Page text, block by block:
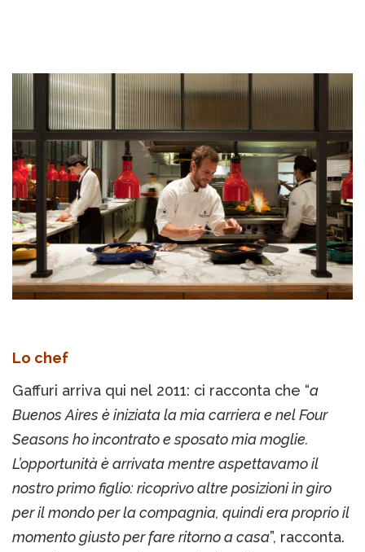
Lo chef
Gaffuri arriva qui nel 2011: ci racconta che “a
Buenos Aires è iniziata la mia carriera e nel Four
Seasons ho incontrato e sposato mia moglie.
L’opportunità è arrivata mentre aspettavamo il
nostro primo figlio: ricoprivo altre posizioni in giro
per il mondo per la compagnia, quindi era proprio il
momento giusto per fare ritorno a casa”, racconta.